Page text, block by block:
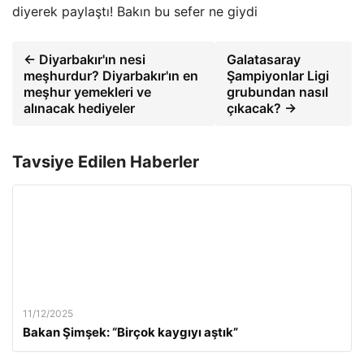
diyerek paylaştı! Bakın bu sefer ne giydi
← Diyarbakır'ın nesi
meşhurdur? Diyarbakır'ın en
meşhur yemekleri ve
alınacak hediyeler
Galatasaray
Şampiyonlar Ligi
grubundan nasıl
çıkacak? →
Tavsiye Edilen Haberler
11/12/2025
Bakan Şimşek: “Birçok kaygıyı aştık”